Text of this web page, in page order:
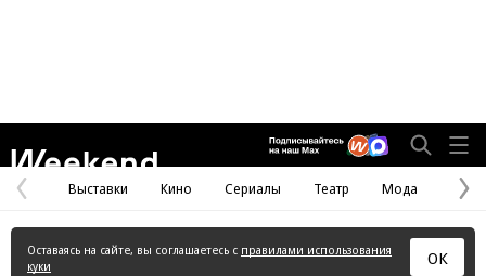
Предыдущая
страница
Выставки Кино Сериалы Театр Мода
Оставаясь на сайте, вы соглашаетесь с правилами использования
куки
ОК